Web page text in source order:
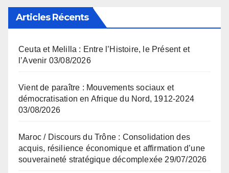
Articles Récents
Ceuta et Melilla : Entre l’Histoire, le Présent et
l’Avenir 03/08/2026
Vient de paraître : Mouvements sociaux et
démocratisation en Afrique du Nord, 1912-2024
03/08/2026
Maroc / Discours du Trône : Consolidation des
acquis, résilience économique et affirmation d’une
souveraineté stratégique décomplexée 29/07/2026